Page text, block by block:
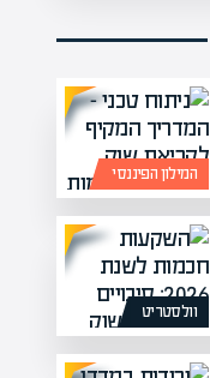
המילון הפיננסי
וולסטריט